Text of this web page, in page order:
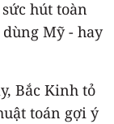
hút toàn
Mỹ - hay
Bắc Kinh tỏ
toán gợi ý